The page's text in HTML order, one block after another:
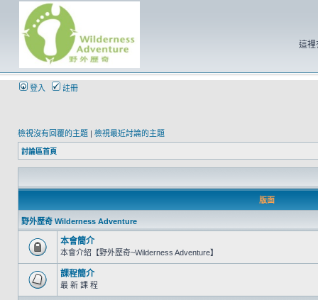
這裡
登入 註冊
檢視沒有回覆的主題 | 檢視最近討論的主題
討論區首頁
版面
野外歷奇 Wilderness Adventure
本會簡介
本會介紹【野外歷奇~Wilderness Adventure】
課程簡介
最 新 課 程